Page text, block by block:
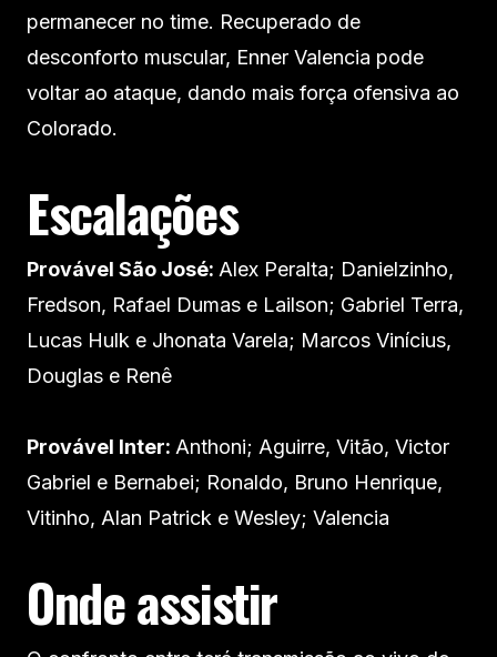
permanecer no time. Recuperado de
desconforto muscular, Enner Valencia pode
voltar ao ataque, dando mais força ofensiva ao
Colorado.
Escalações
Provável São José: Alex Peralta; Danielzinho,
Fredson, Rafael Dumas e Lailson; Gabriel Terra,
Lucas Hulk e Jhonata Varela; Marcos Vinícius,
Douglas e Renê
Provável Inter: Anthoni; Aguirre, Vitão, Victor
Gabriel e Bernabei; Ronaldo, Bruno Henrique,
Vitinho, Alan Patrick e Wesley; Valencia
Onde assistir